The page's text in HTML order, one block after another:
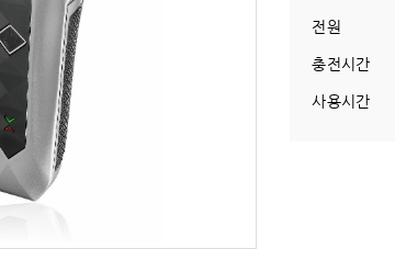
전원
충전시간
사용시간